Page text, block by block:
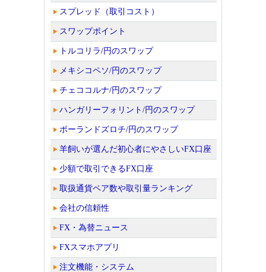
スプレッド（取引コスト）
スワップポイント
トルコリラ/円のスワップ
メキシコペソ/円のスワップ
チェココルナ/円のスワップ
ハンガリーフォリント/円のスワップ
ポーランドズロチ/円のスワップ
羊飼いが選んだ初心者にやさしいFX口座
少額で取引できるFX口座
取扱通貨ペア数や取引量ランキング
会社の信頼性
FX・為替ニュース
FXスマホアプリ
注文機能・システム